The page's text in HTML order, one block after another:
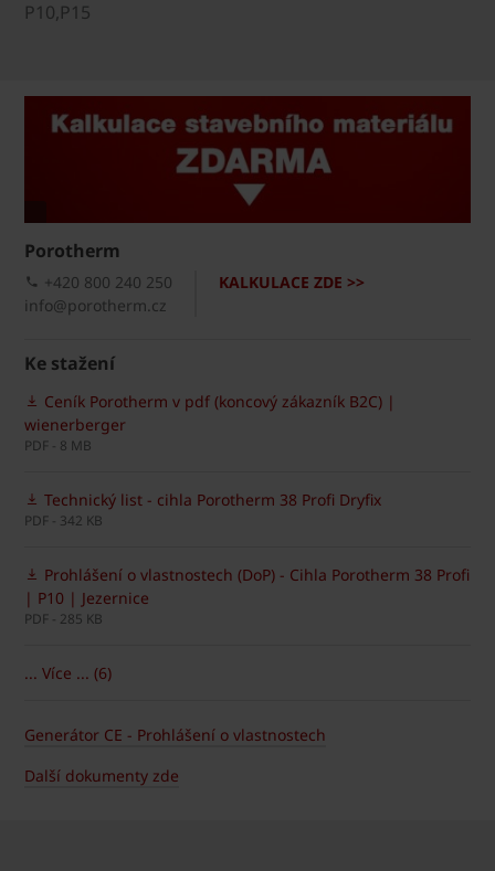
P10,P15
Porotherm
KALKULACE ZDE >>
+420 800 240 250
info@porotherm.cz
Ke stažení
Ceník Porotherm v pdf (koncový zákazník B2C) |
wienerberger
PDF - 8 MB
Technický list - cihla Porotherm 38 Profi Dryfix
PDF - 342 KB
Prohlášení o vlastnostech (DoP) - Cihla Porotherm 38 Profi
| P10 | Jezernice
PDF - 285 KB
... Více ... (6)
Generátor CE - Prohlášení o vlastnostech
Další dokumenty zde